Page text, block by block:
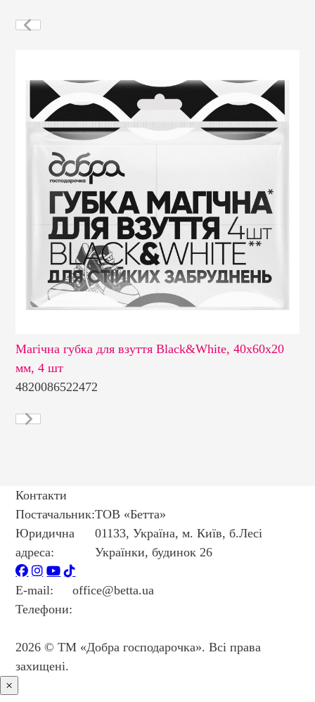
Магічна губка для взуття Black&White, 40х60х20
мм, 4 шт
4820086522472
Контакти
Постачальник:ТОВ «Бетта»
Юридична
адреса:
01133, Україна, м. Київ, б.Лесі
Українки, будинок 26
E-mail:
office@betta.ua
Телефони:
2026 © ТМ «Добра господарочка». Всі права
захищені.
×